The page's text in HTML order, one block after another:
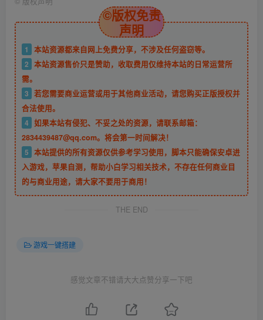
©版权免责
声明
1
本站资源都来自网上免费分享，不涉及任何盗窃等。
2 本站资源售价只是赞助，收取费用仅维持本站的日常运营所
需。
3 若您需要商业运营或用于其他商业活动，请您购买正版授权并
合法使用。
4 如果本站有侵犯、不妥之处的资源，请联系邮箱：
2834439487@qq.com。将会第一时间解决！
5 本站提供的所有资源仅供参考学习使用，脚本只能确保安卓进
入游戏，苹果自测，帮助小白学习相关技术，不存在任何商业目
的与商业用途，请大家不要用于商用！
THE END
游戏一键搭建
感觉文章不错请大大点赞分享一下吧